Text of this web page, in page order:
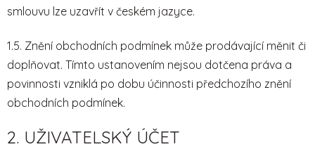
smlouvu lze uzavřít v českém jazyce.
1.5. Znění obchodních podmínek může prodávající měnit či
doplňovat. Tímto ustanovením nejsou dotčena práva a
povinnosti vzniklá po dobu účinnosti předchozího znění
obchodních podmínek.
2. UŽIVATELSKÝ ÚČET